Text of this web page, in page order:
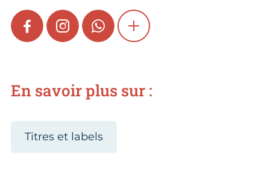
FACEBOOKINSTAGRAMWHATSAPPSHOW MORE
En savoir plus sur :
Titres et labels